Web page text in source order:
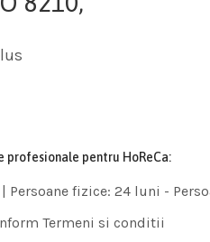
profesionale pentru HoReCa:
Persoane fizice: 24 luni -
Termeni si conditii